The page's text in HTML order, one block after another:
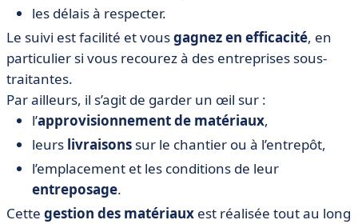
les délais à respecter.
Le suivi est facilité et vousgagnez en efficacité, en
particulier si vous recourez à des entreprises sous-
traitantes.
Par ailleurs, il s’agit de garder un œil sur :
l’approvisionnement de matériaux,
leurs livraisons sur le chantier ou à l’entrepôt,
l’emplacement et les conditions de leur
entreposage.
Cette gestion des matériaux est réalisée tout au long